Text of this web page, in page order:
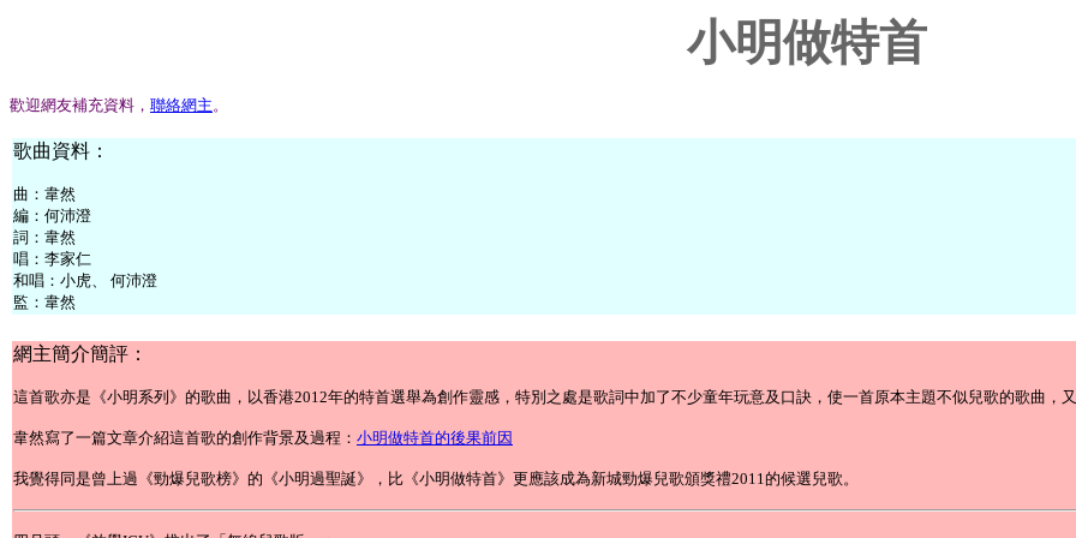
小明做特首
歡迎網友補充資料， 聯絡網主。
歌曲資料：
曲：韋然
編：何沛澄
詞：韋然
唱：李家仁
和唱：小虎、 何沛澄
監：韋然
網主簡介簡評：
這首歌亦是《小明系列》的歌曲，以香港2012年的特首選舉為創作靈感，特別之處是歌詞中加了不少童年玩意及口訣，使一首原本主題不似兒歌的歌曲，又
韋然寫了一篇文章介紹這首歌的創作背景及過程： 小明做特首的後果前因
我覺得同是曾上過《勁爆兒歌榜》的《小明過聖誕》，比《小明做特首》更應該成為新城勁爆兒歌頒獎禮2011的候選兒歌。